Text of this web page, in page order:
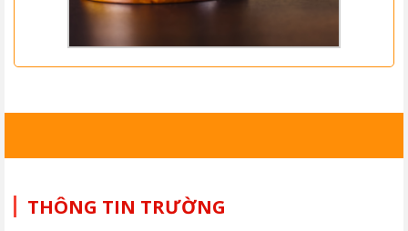
THÔNG TIN TRƯỜNG